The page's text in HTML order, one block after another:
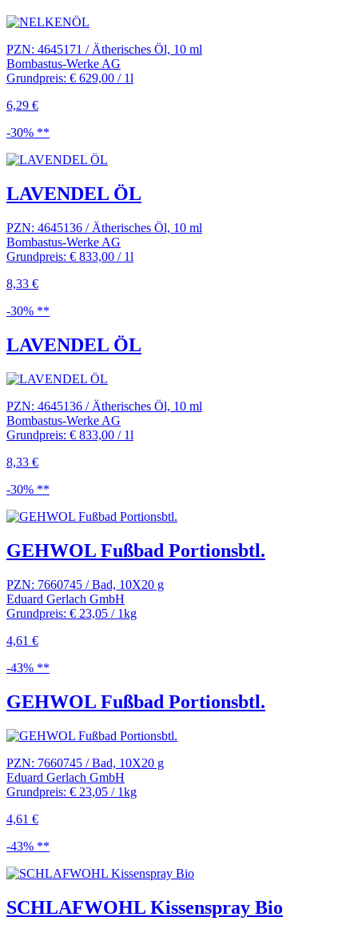
PZN: 4645171 / Ätherisches Öl, 10 ml
Bombastus-Werke AG
Grundpreis: € 629,00 / 1l
6,29 €
-30% **
LAVENDEL ÖL
PZN: 4645136 / Ätherisches Öl, 10 ml
Bombastus-Werke AG
Grundpreis: € 833,00 / 1l
8,33 €
-30% **
LAVENDEL ÖL
PZN: 4645136 / Ätherisches Öl, 10 ml
Bombastus-Werke AG
Grundpreis: € 833,00 / 1l
8,33 €
-30% **
GEHWOL Fußbad Portionsbtl.
PZN: 7660745 / Bad, 10X20 g
Eduard Gerlach GmbH
Grundpreis: € 23,05 / 1kg
4,61 €
-43% **
GEHWOL Fußbad Portionsbtl.
PZN: 7660745 / Bad, 10X20 g
Eduard Gerlach GmbH
Grundpreis: € 23,05 / 1kg
4,61 €
-43% **
SCHLAFWOHL Kissenspray Bio